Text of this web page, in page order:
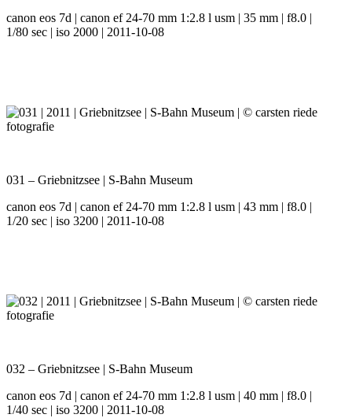
canon eos 7d | canon ef 24-70 mm 1:2.8 l usm | 35 mm | f8.0 |
1/80 sec | iso 2000 | 2011-10-08
031 – Griebnitzsee | S-Bahn Museum
canon eos 7d | canon ef 24-70 mm 1:2.8 l usm | 43 mm | f8.0 |
1/20 sec | iso 3200 | 2011-10-08
032 – Griebnitzsee | S-Bahn Museum
canon eos 7d | canon ef 24-70 mm 1:2.8 l usm | 40 mm | f8.0 |
1/40 sec | iso 3200 | 2011-10-08